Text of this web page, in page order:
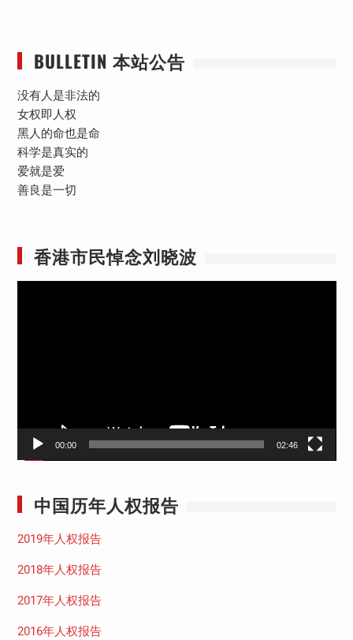
BULLETIN 本站公告
没有人是非法的
女权即人权
黑人的命也是命
科学是真实的
爱就是爱
善良是一切
香港市民悼念刘晓波
00:00 02:46
中国历年人权报告
2019年人权报告
2018年人权报告
2017年人权报告
2016年人权报告